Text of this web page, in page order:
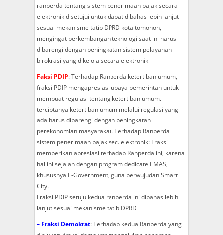
ranperda tentang sistem penerimaan pajak secara
elektronik disetujui untuk dapat dibahas lebih lanjut
sesuai mekanisme tatib DPRD kota tomohon,
mengingat perkembangan teknologi saat ini harus
dibarengi dengan peningkatan sistem pelayanan
birokrasi yang dikelola secara elektronik
Faksi PDIP: Terhadap Ranperda ketertiban umum,
fraksi PDIP mengapresiasi upaya pemerintah untuk
membuat regulasi tentang ketertiban umum.
terciptanya ketertiban umum melalui regulasi yang
ada harus dibarengi dengan peningkatan
perekonomian masyarakat. Terhadap Ranperda
sistem penerimaan pajak sec. elektronik: Fraksi
memberikan apresiasi terhadap Ranperda ini, karena
hal ini sejalan dengan program dedicate EMAS,
khususnya E-Government, guna perwujudan Smart
City.
Fraksi PDIP setuju kedua ranperda ini dibahas lebih
lanjut sesuai mekanisme tatib DPRD
– Fraksi Demokrat: Terhadap kedua Ranperda yang